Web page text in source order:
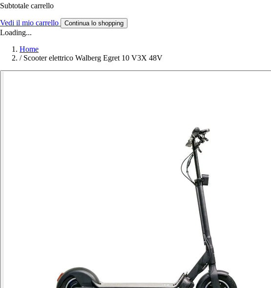
Subtotale carrello
Vedi il mio carrello Continua lo shopping
Loading...
Home
/ Scooter elettrico Walberg Egret 10 V3X 48V